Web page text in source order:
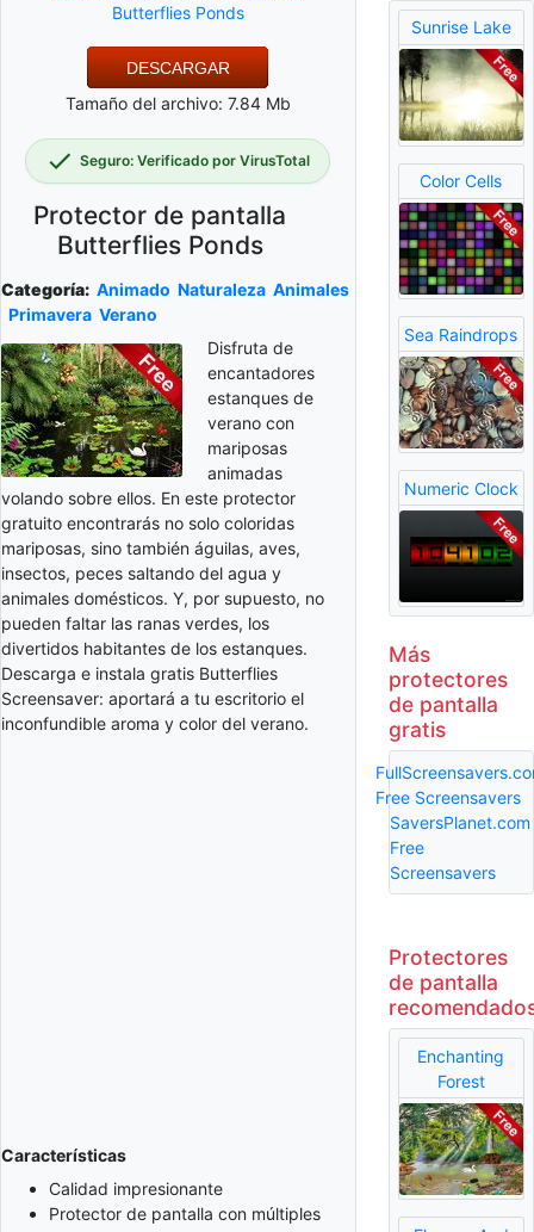
Butterflies Ponds
DESCARGAR
Tamaño del archivo: 7.84 Mb
Seguro: Verificado por VirusTotal
Protector de pantalla
Butterflies Ponds
Categoría: Animado Naturaleza Animales
Primavera Verano
Disfruta de
encantadores
estanques de
verano con
mariposas
animadas
volando sobre ellos. En este protector
gratuito encontrarás no solo coloridas
mariposas, sino también águilas, aves,
insectos, peces saltando del agua y
animales domésticos. Y, por supuesto, no
pueden faltar las ranas verdes, los
divertidos habitantes de los estanques.
Descarga e instala gratis Butterflies
Screensaver: aportará a tu escritorio el
inconfundible aroma y color del verano.
Características
Calidad impresionante
Protector de pantalla con múltiples
Sunrise Lake
Color Cells
Sea Raindrops
Numeric Clock
Más
protectores
de pantalla
gratis
Free Screensavers
SaversPlanet.com
Free
Screensavers
Protectores
de pantalla
Enchanting
Forest